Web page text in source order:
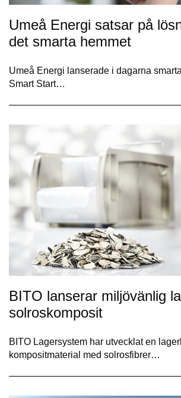
Umeå Energi satsar på
det smarta hemmet
Umeå Energi lanserade i dagarna
Smart Start…
BITO lanserar miljövänlig
solroskomposit
BITO Lagersystem har utvecklat en
kompositmaterial med solrosfibrer…